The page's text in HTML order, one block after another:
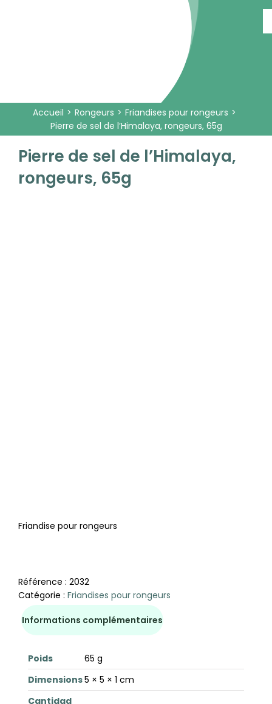
Accueil Rongeurs
Friandises pour rongeurs
Pierre de sel de l’Himalaya, rongeurs, 65g
Pierre de sel de l’Himalaya,
rongeurs, 65g
Friandise pour rongeurs
Référence : 2032
Catégorie : Friandises pour rongeurs
Informations complémentaires
Poids
65 g
Dimensions5 × 5 × 1 cm
Cantidad